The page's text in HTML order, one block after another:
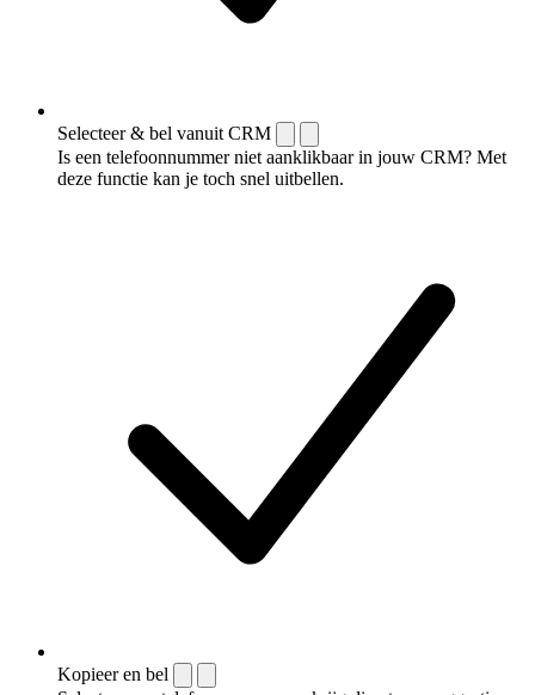
Selecteer & bel vanuit CRM
Is een telefoonnummer niet aanklikbaar in jouw CRM? Met
deze functie kan je toch snel uitbellen.
Kopieer en bel